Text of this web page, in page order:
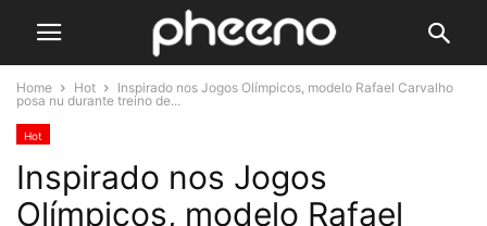
Home Hot
Inspirado nos Jogos Olímpicos, modelo Rafael Carvalho
posa nu durante treino de...
Hot
Inspirado nos Jogos
Olímpicos, modelo Rafael